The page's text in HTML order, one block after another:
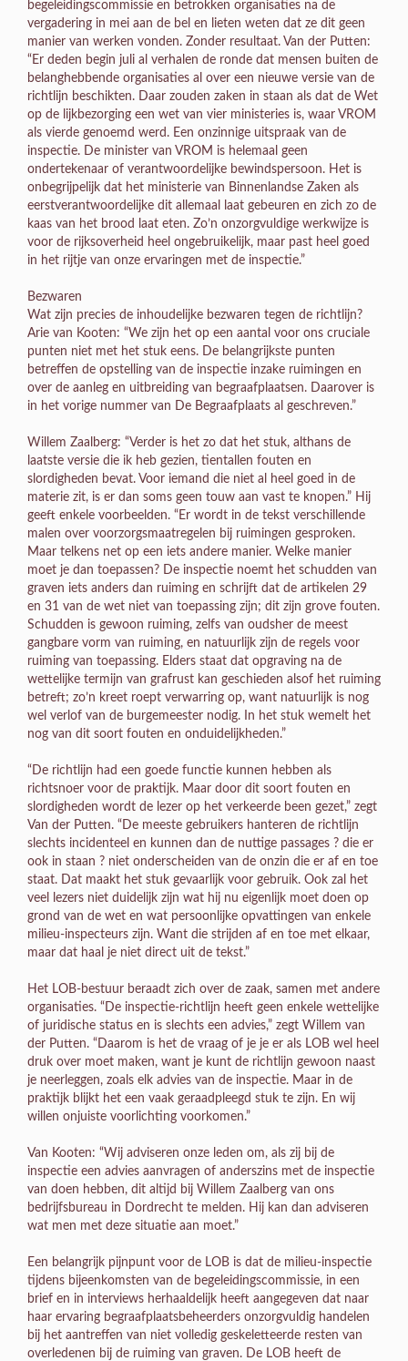
begeleidingscommissie en betrokken organisaties na de
vergadering in mei aan de bel en lieten weten dat ze dit geen
manier van werken vonden. Zonder resultaat. Van der Putten:
“Er deden begin juli al verhalen de ronde dat mensen buiten de
belanghebbende organisaties al over een nieuwe versie van de
richtlijn beschikten. Daar zouden zaken in staan als dat de Wet
op de lijkbezorging een wet van vier ministeries is, waar VROM
als vierde genoemd werd. Een onzinnige uitspraak van de
inspectie. De minister van VROM is helemaal geen
ondertekenaar of verantwoordelijke bewindspersoon. Het is
onbegrijpelijk dat het ministerie van Binnenlandse Zaken als
eerstverantwoordelijke dit allemaal laat gebeuren en zich zo de
kaas van het brood laat eten. Zo’n onzorgvuldige werkwijze is
voor de rijksoverheid heel ongebruikelijk, maar past heel goed
in het rijtje van onze ervaringen met de inspectie.”
Bezwaren
Wat zijn precies de inhoudelijke bezwaren tegen de richtlijn?
Arie van Kooten: “We zijn het op een aantal voor ons cruciale
punten niet met het stuk eens. De belangrijkste punten
betreffen de opstelling van de inspectie inzake ruimingen en
over de aanleg en uitbreiding van begraafplaatsen. Daarover is
in het vorige nummer van De Begraafplaats al geschreven.”
Willem Zaalberg: “Verder is het zo dat het stuk, althans de
laatste versie die ik heb gezien, tientallen fouten en
slordigheden bevat. Voor iemand die niet al heel goed in de
materie zit, is er dan soms geen touw aan vast te knopen.” Hij
geeft enkele voorbeelden. “Er wordt in de tekst verschillende
malen over voorzorgsmaatregelen bij ruimingen gesproken.
Maar telkens net op een iets andere manier. Welke manier
moet je dan toepassen? De inspectie noemt het schudden van
graven iets anders dan ruiming en schrijft dat de artikelen 29
en 31 van de wet niet van toepassing zijn; dit zijn grove fouten.
Schudden is gewoon ruiming, zelfs van oudsher de meest
gangbare vorm van ruiming, en natuurlijk zijn de regels voor
ruiming van toepassing. Elders staat dat opgraving na de
wettelijke termijn van grafrust kan geschieden alsof het ruiming
betreft; zo’n kreet roept verwarring op, want natuurlijk is nog
wel verlof van de burgemeester nodig. In het stuk wemelt het
nog van dit soort fouten en onduidelijkheden.”
“De richtlijn had een goede functie kunnen hebben als
richtsnoer voor de praktijk. Maar door dit soort fouten en
slordigheden wordt de lezer op het verkeerde been gezet,” zegt
Van der Putten. “De meeste gebruikers hanteren de richtlijn
slechts incidenteel en kunnen dan de nuttige passages ? die er
ook in staan ? niet onderscheiden van de onzin die er af en toe
staat. Dat maakt het stuk gevaarlijk voor gebruik. Ook zal het
veel lezers niet duidelijk zijn wat hij nu eigenlijk moet doen op
grond van de wet en wat persoonlijke opvattingen van enkele
milieu-inspecteurs zijn. Want die strijden af en toe met elkaar,
maar dat haal je niet direct uit de tekst.”
Het LOB-bestuur beraadt zich over de zaak, samen met andere
organisaties. “De inspectie-richtlijn heeft geen enkele wettelijke
of juridische status en is slechts een advies,” zegt Willem van
der Putten. “Daarom is het de vraag of je je er als LOB wel heel
druk over moet maken, want je kunt de richtlijn gewoon naast
je neerleggen, zoals elk advies van de inspectie. Maar in de
praktijk blijkt het een vaak geraadpleegd stuk te zijn. En wij
willen onjuiste voorlichting voorkomen.”
Van Kooten: “Wij adviseren onze leden om, als zij bij de
inspectie een advies aanvragen of anderszins met de inspectie
van doen hebben, dit altijd bij Willem Zaalberg van ons
bedrijfsbureau in Dordrecht te melden. Hij kan dan adviseren
wat men met deze situatie aan moet.”
Een belangrijk pijnpunt voor de LOB is dat de milieu-inspectie
tijdens bijeenkomsten van de begeleidingscommissie, in een
brief en in interviews herhaaldelijk heeft aangegeven dat naar
haar ervaring begraafplaatsbeheerders onzorgvuldig handelen
bij het aantreffen van niet volledig geskeletteerde resten van
overledenen bij de ruiming van graven. De LOB heeft de